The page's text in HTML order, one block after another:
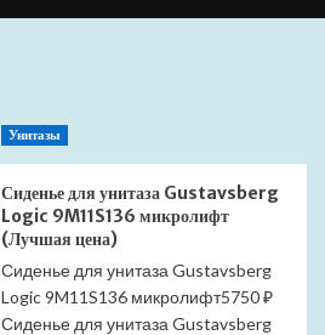
Унитазы
Сиденье для унитаза Gustavsberg
Logic 9M11S136 микролифт
(Лучшая цена)
Сиденье для унитаза Gustavsberg
Logic 9M11S136 микролифт5750 ₽
Сиденье для унитаза Gustavsberg